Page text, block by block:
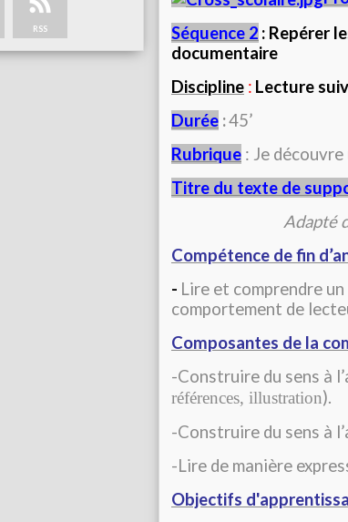
RSS
Séquence 2 : Repérer
documentaire
Discipline : Lecture
Durée :45’
Rubrique : Je
Titre du texte de
Adapté
Compétence de fin
- Lire et comprendre
comportement de
Composantes de la
-Construire du sens à
références, illustration).
-Construire du sens à
-Lire de manière
Objectifs